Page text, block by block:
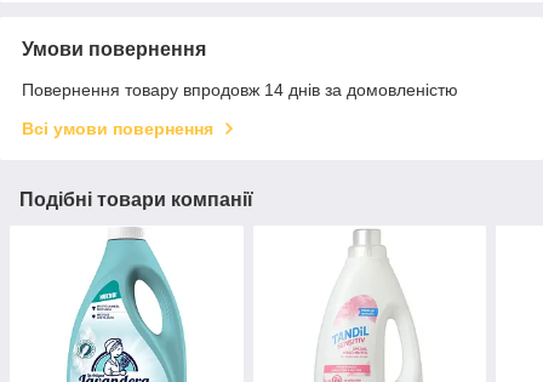
Умови повернення
Повернення товару впродовж 14 днів за домовленістю
Всі умови повернення
Подібні товари компанії